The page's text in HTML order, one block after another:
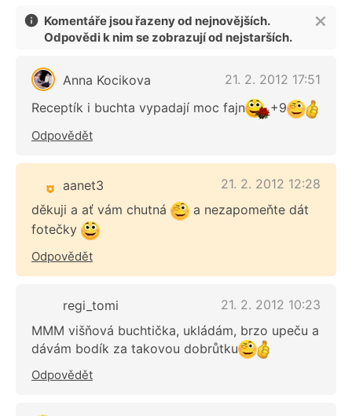
Komentáře jsou řazeny od nejnovějších.
Odpovědi k nim se zobrazují od nejstarších.
Anna Kocikova
21. 2. 2012 17:51
Receptík i buchta vypadají moc fajn
+9
Odpovědět
aanet3
21. 2. 2012 12:28
děkuji a ať vám chutná
a nezapomeňte dát
fotečky
Odpovědět
regi_tomi
21. 2. 2012 10:23
MMM višňová buchtička, ukládám, brzo upeču a
dávám bodík za takovou dobrůtku
Odpovědět